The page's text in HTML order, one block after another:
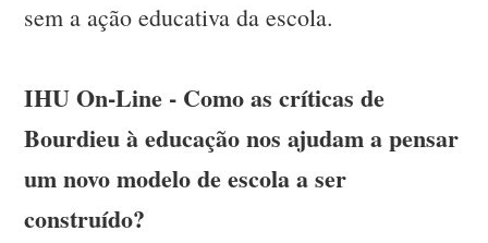
sem a ação educativa da escola.
IHU On-Line - Como as críticas de
Bourdieu à educação nos ajudam a pensar
um novo modelo de escola a ser
construído?